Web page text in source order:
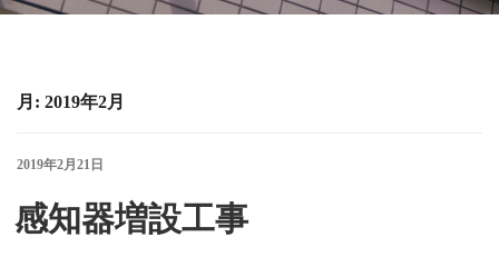
月: 2019年2月
投
2019年2月21日
感知器増設工事